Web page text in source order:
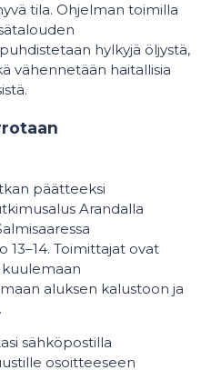
tila. Ohjelman toimilla
hylkyjä öljystä,
vähennetään haitallisia
päätteeksi
Arandalla
Toimittajat ovat
aluksen kalustoon ja
sähköpostilla
osoitteeseen